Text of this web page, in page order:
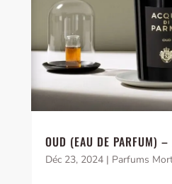
OUD (EAU DE PARFUM)
Déc 23, 2024| Parfums